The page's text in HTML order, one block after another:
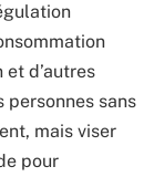
d’autres
personnes sans
mais viser
pour